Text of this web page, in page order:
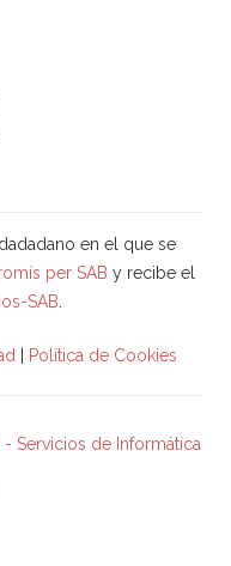
en el que se
per SAB y recibe el
SAB
Política de Cookies
- Servicios de Informática